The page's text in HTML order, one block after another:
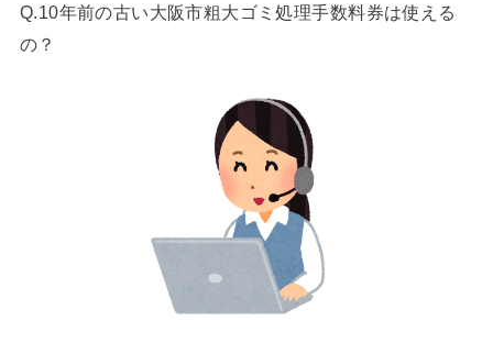
Q.10年前の古い大阪市粗大ゴミ処理手数料券は使える
の？